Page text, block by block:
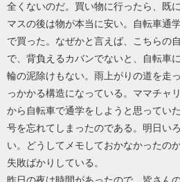
全くないのだ。買い物に行ったら、既
マスの後は物が本当に安い。自転車通
で買った。なぜかと言えば、こちらの
で、背負えるカバンでないと、自転車
輪の泥除けもない。雨上がりの道を走
っかかる構造になっている。ママチャ
から自転車で通学をしようと思ってい
号を忘れてしまったのである。明日い
い。どうしてメモしておかなかったの
失敗ばかりしている。